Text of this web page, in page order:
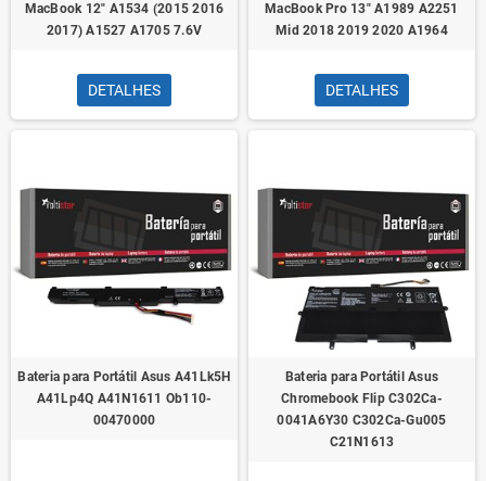
MacBook 12" A1534 (2015 2016
2017) A1527 A1705 7.6V
DETALHES
MacBook Pro 13" A1989 A2251
Mid 2018 2019 2020 A1964
DETALHES
Bateria para Portátil Asus A41Lk5H
A41Lp4Q A41N1611 Ob110-
00470000
Bateria para Portátil Asus
Chromebook Flip C302Ca-
0041A6Y30 C302Ca-Gu005
C21N1613